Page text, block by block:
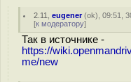
2.11 ,eugener(ok), 09:51,
[к модератору]
Так в источнике -
https://
me/new